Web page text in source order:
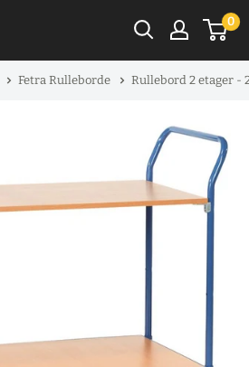
0
Fetra Rulleborde Rullebord 2 etager -